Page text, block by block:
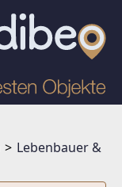
Lebenbauer &